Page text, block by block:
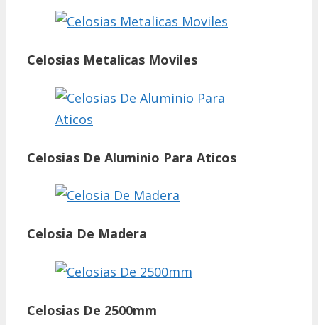
Celosias Metalicas Moviles
Celosias De Aluminio Para Aticos
Celosia De Madera
Celosias De 2500mm